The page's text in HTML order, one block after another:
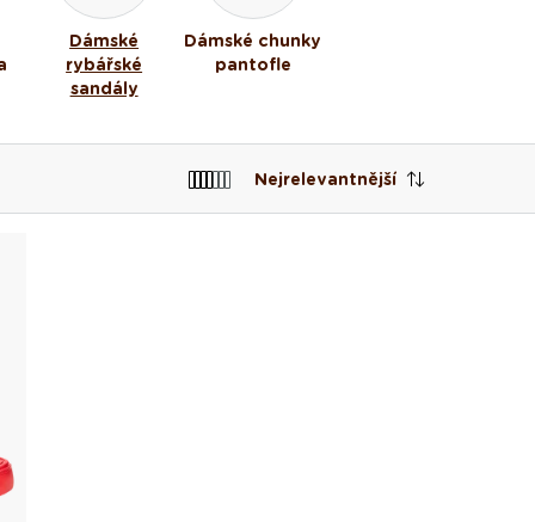
Dámské
rybářské
sandály
Dámské chunky
pantofle
Nejrelevantnější